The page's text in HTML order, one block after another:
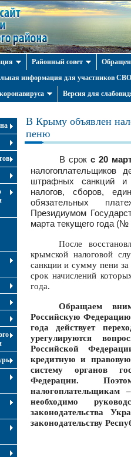
Районный совет
информация для участников СВО
Версия для
В Крыму объявлен
пеню
В срокс 20
налогоплательщиков
штрафных санкций и
налогов, сборов,
обязательных
Президиумом
марта текущего года (№
После
крымской налоговой
санкции и сумму пени
срок начислений
года.
Обращаем
Российскую
года действует
урегулируются
Российской
кредитную и
систему органов
Федерации.
необходимо
законодательства
законодательству